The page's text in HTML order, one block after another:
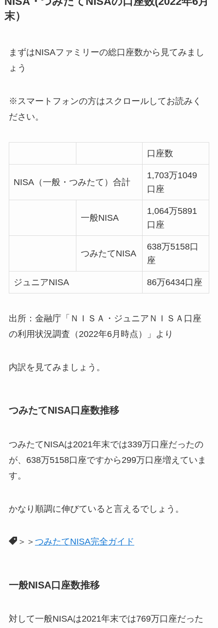
末）
まずはNISAファミリーの総口座数から見てみまし
ょう
※スマートフォンの方はスクロールしてお読みく
ださい。
口座数
NISA（一般・つみたて）合計
1,703万1049
口座
一般NISA
1,064万5891
口座
つみたてNISA
638万5158口
座
ジュニアNISA 86万6434口座
出所：金融庁「ＮＩＳＡ・ジュニアＮＩＳＡ口座
の利用状況調査（2022年6月時点）」より
内訳を見てみましょう。
つみたてNISA口座数推移
つみたてNISAは2021年末では339万口座だったの
が、638万5158口座ですから299万口座増えていま
す。
かなり順調に伸びていると言えるでしょう。
＞＞ つみたてNISA完全ガイド
一般NISA口座数推移
対して一般NISAは2021年末では769万口座だった